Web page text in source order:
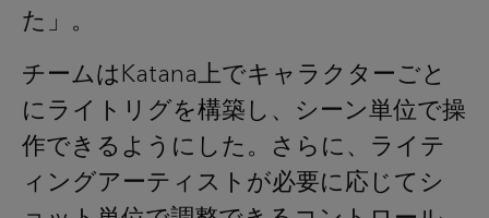
た」。
チームはKatana上でキャラクターごと
にライトリグを構築し、シーン単位で操
作できるようにした。さらに、ライテ
ィングアーティストが必要に応じてシ